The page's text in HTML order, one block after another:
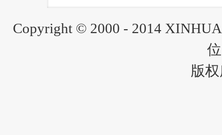
Copyright © 2000 - 2014
版